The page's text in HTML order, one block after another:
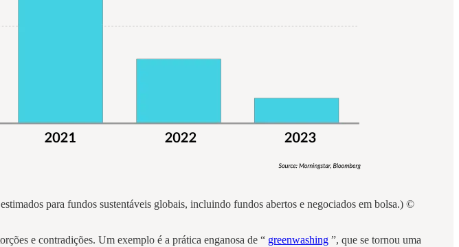
para fundos sustentáveis ​​globais, incluindo fundos abertos e negociados em bolsa.) ©
e contradições. Um exemplo é a prática enganosa de “ greenwashing ”, que se tornou uma